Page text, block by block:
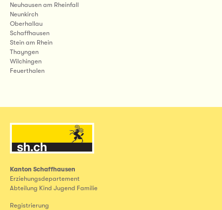
Neuhausen am Rheinfall
Neunkirch
Oberhallau
Schaffhausen
Stein am Rhein
Thayngen
Wilchingen
Feuerthalen
Kanton Schaffhausen
Erziehungsdepartement
Abteilung Kind Jugend Familie
Registrierung